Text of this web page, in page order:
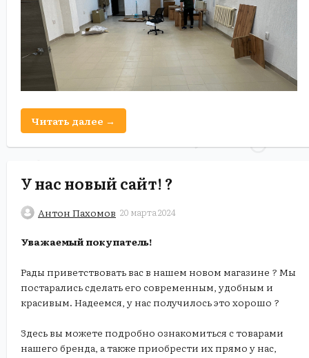
Читать далее →
У нас новый сайт! ?
Антон Пахомов 20 марта 2024
Уважаемый покупатель!
Рады приветствовать вас в нашем новом магазине ? Мы
постарались сделать его современным, удобным и
красивым. Надеемся, у нас получилось это хорошо ?
Здесь вы можете подробно ознакомиться с товарами
нашего бренда, а также приобрести их прямо у нас,